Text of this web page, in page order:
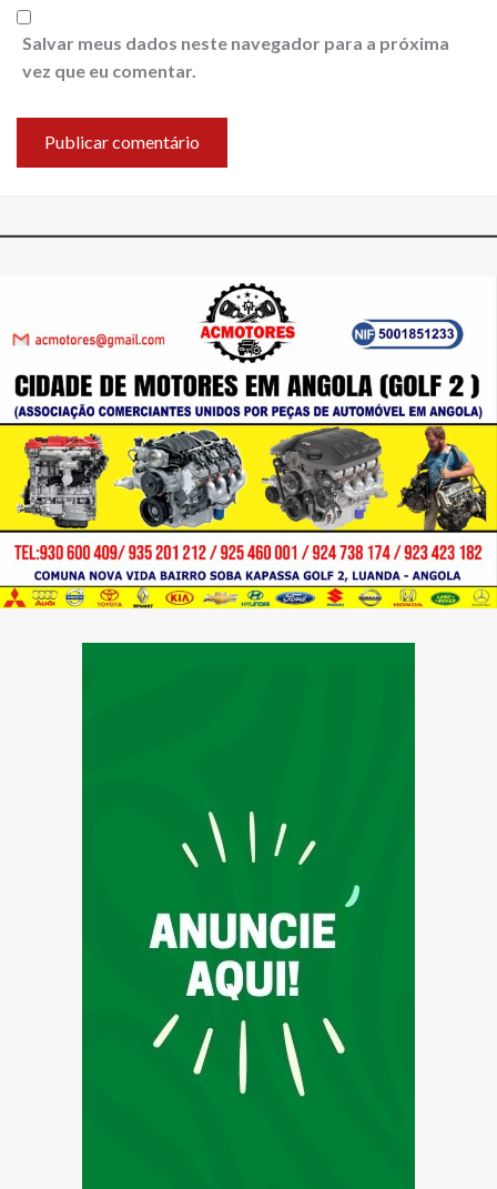
Salvar meus dados neste navegador para a próxima
vez que eu comentar.